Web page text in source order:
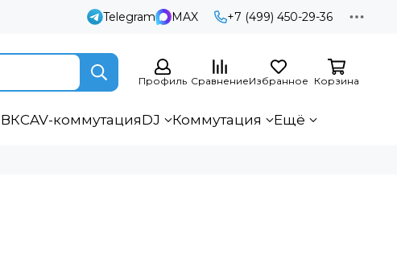
Telegram MAX +7 (499) 450-29-36
Профиль СравнениеИзбранное Корзина
ВКСAV-коммутацияDJ Коммутация Ещё